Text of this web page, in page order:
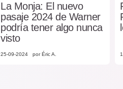
La Monja: El nuevo
pasaje 2024 de Warner
podría tener algo nunca
visto
25-09-2024 por Éric A.